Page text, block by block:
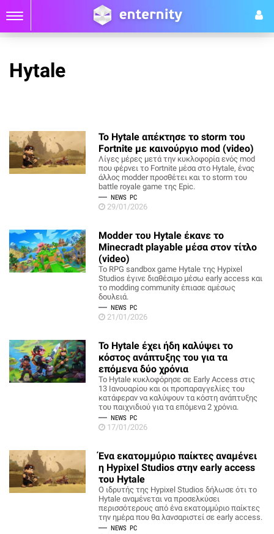
Hytale
Το Hytale απέκτησε το storm του
Fortnite με καινούργιο mod (video)
Λίγες μέρες μετά την κυκλοφορία ενός mod
που φέρνει το Fortnite μέσα στο Hytale, ένας
άλλος modder προσθέτει και το storm του
battle royale game της Epic.
NEWS PC
29/01/2026
Modder του Hytale έκανε το
Minecradt playable μέσα στον τίτλο
(video)
Το RPG sandbox game Hytale της Hypixel
Studios έγινε διαθέσιμο μέσω early access και
το modding community έπιασε αμέσως
δουλειά.
NEWS PC
21/01/2026
Το Hytale έχει ήδη καλύψει το
κόστος ανάπτυξης του για τα
επόμενα δύο χρόνια
Το Hytale κυκλοφόρησε σε Early Access στις
13 Ιανουαρίου και οι προπαραγγελίες του
κατάφεραν να καλύψουν τα κόστη ανάπτυξης
του παιχνιδιού για τα επόμενα 2 χρόνια.
NEWS PC
17/01/2026
Ένα εκατομμύριο παίκτες αναμένει
η Hypixel Studios στην early access
του Hytale
Ο ιδρυτής της Hypixel Studios δήλωσε ότι το
Hytale αναμένεται να προσελκύσει
περισσότερους από ένα εκατομμύριο παίκτες
την ημέρα που θα λανσαριστεί σε early access.
NEWS PC